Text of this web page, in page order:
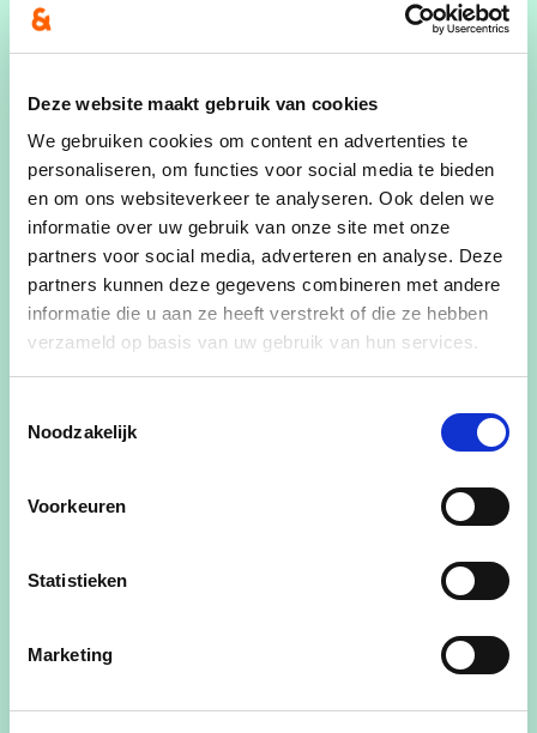
Deze website maakt gebruik van cookies
We gebruiken cookies om content en advertenties te
personaliseren, om functies voor social media te bieden
en om ons websiteverkeer te analyseren. Ook delen we
informatie over uw gebruik van onze site met onze
partners voor social media, adverteren en analyse. Deze
partners kunnen deze gegevens combineren met andere
informatie die u aan ze heeft verstrekt of die ze hebben
verzameld op basis van uw gebruik van hun services.
Noodzakelijk
Voorkeuren
Statistieken
Marketing
Woont in Petegem aan de Leie
0496/05 38 91
alexanderadams1989@gmail.com
35 jaar
Samenwonend
Gemeenteraadslid
Sales Manager bij Joyn
Blijven werken aan een stevig jeugdbeleid.
( zij vormen het hart van vele dorpskernen )
Transparante samenwerking en voldoende
ondersteuning aan onze vele vrijwilligers in